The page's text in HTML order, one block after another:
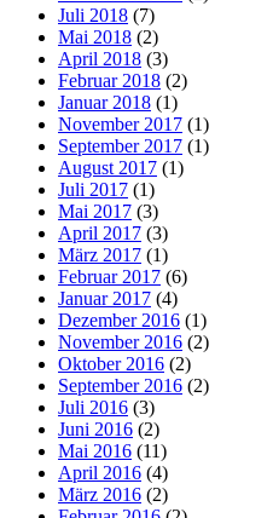
Juli 2018 (7)
Mai 2018 (2)
April 2018 (3)
Februar 2018 (2)
Januar 2018 (1)
November 2017 (1)
September 2017 (1)
August 2017 (1)
Juli 2017 (1)
Mai 2017 (3)
April 2017 (3)
März 2017 (1)
Februar 2017 (6)
Januar 2017 (4)
Dezember 2016 (1)
November 2016 (2)
Oktober 2016 (2)
September 2016 (2)
Juli 2016 (3)
Juni 2016 (2)
Mai 2016 (11)
April 2016 (4)
März 2016 (2)